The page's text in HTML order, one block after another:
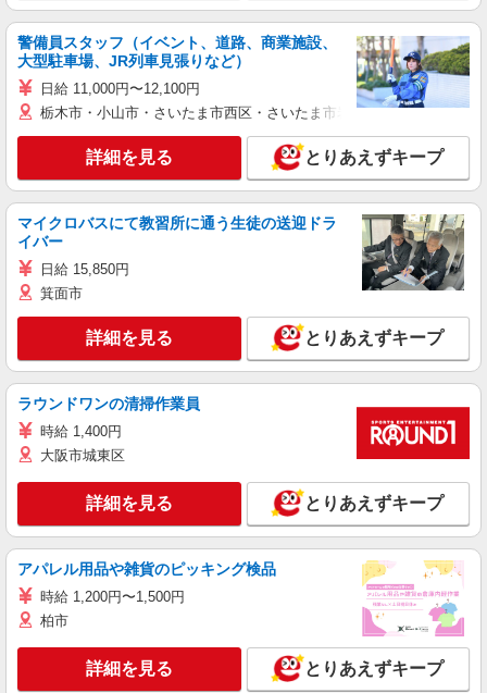
警備員スタッフ（イベント、道路、商業施設、
大型駐車場、JR列車見張りなど）
日給 11,000円〜12,100円
栃木市・小山市・さいたま市西区・さいたま市岩槻区・久喜市・蓮田
詳細を見る とりあえずキープ
マイクロバスにて教習所に通う生徒の送迎ドラ
イバー
日給 15,850円
箕面市
詳細を見る とりあえずキープ
ラウンドワンの清掃作業員
時給 1,400円
大阪市城東区
詳細を見る とりあえずキープ
アパレル用品や雑貨のピッキング検品
時給 1,200円〜1,500円
柏市
詳細を見る とりあえずキープ